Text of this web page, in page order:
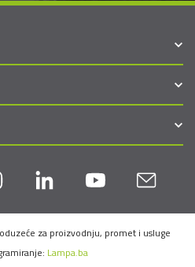
za proizvodnju, promet i usluge
Lampa.ba